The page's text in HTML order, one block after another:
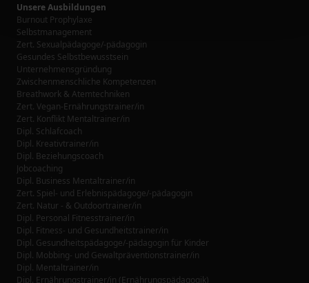
Unsere Ausbildungen
Burnout Prophylaxe
Selbstmanagement
Zert. Sexualpädagoge/-pädagogin
Gesundes Selbstbewusstsein
Unternehmensgründung
Zwischenmenschliche Kompetenzen
Breathwork & Atemtechniken
Zert. Vegan-Ernährungstrainer/in
Zert. Konflikt Mentaltrainer/in
Dipl. Schlafcoach
Dipl. Kreativtrainer/in
Dipl. Beziehungscoach
Jobcoaching
Dipl. Business Mentaltrainer/in
Zert. Spiel- und Erlebnispädagoge/-pädagogin
Zert. Natur - & Outdoortrainer/in
Dipl. Personal Fitnesstrainer/in
Dipl. Fitness- und Gesundheitstrainer/in
Dipl. Gesundheitspädagoge/-pädagogin für Kinder
Dipl. Mobbing- und Gewaltpräventionstrainer/in
Dipl. Mentaltrainer/in
Dipl. Ernährungstrainer/in (Ernährungspädagogik)